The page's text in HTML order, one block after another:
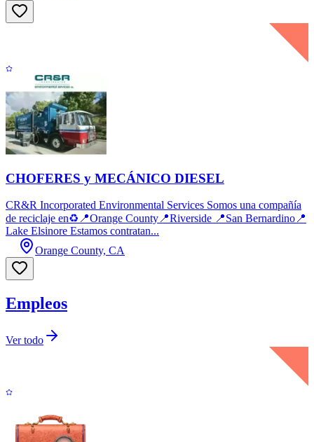
CHOFERES y MECÁNICO DIESEL
CR&R Incorporated Environmental Services Somos una compañía
de reciclaje en♻️📍Orange County📍Riverside 📍San Bernardino📍
Lake Elsinore Estamos contratan...
Orange County, CA
Empleos
Ver todo